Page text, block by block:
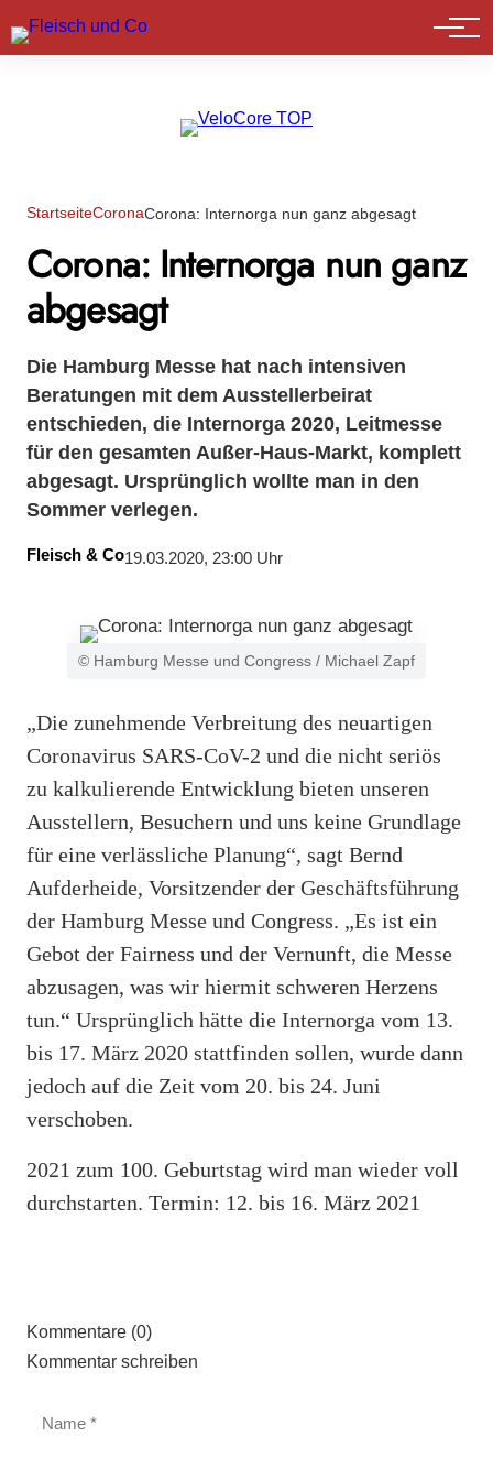
Marktführer
StartseiteCoronaCorona: Internorga nun ganz abgesagt
Corona: Internorga nun ganz
abgesagt
Die Hamburg Messe hat nach intensiven
Beratungen mit dem Ausstellerbeirat
entschieden, die Internorga 2020, Leitmesse
für den gesamten Außer-Haus-Markt, komplett
abgesagt. Ursprünglich wollte man in den
Sommer verlegen.
Fleisch & Co19.03.2020, 23:00 Uhr
© Hamburg Messe und Congress / Michael Zapf
„Die zunehmende Verbreitung des neuartigen
Coronavirus SARS-CoV-2 und die nicht seriös
zu kalkulierende Entwicklung bieten unseren
Ausstellern, Besuchern und uns keine Grundlage
für eine verlässliche Planung“, sagt Bernd
Aufderheide, Vorsitzender der Geschäftsführung
der Hamburg Messe und Congress. „Es ist ein
Gebot der Fairness und der Vernunft, die Messe
abzusagen, was wir hiermit schweren Herzens
tun.“ Ursprünglich hätte die Internorga vom 13.
bis 17. März 2020 stattfinden sollen, wurde dann
jedoch auf die Zeit vom 20. bis 24. Juni
verschoben.
2021 zum 100. Geburtstag wird man wieder voll
durchstarten. Termin: 12. bis 16. März 2021
Kommentare (0)
Kommentar schreiben